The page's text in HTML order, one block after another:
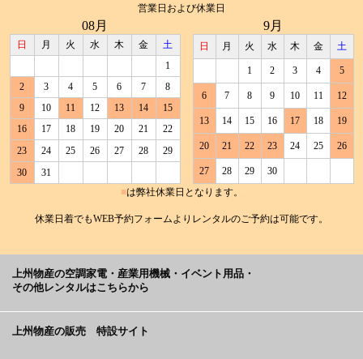
サンラメラ（大）【ほっとちゃん】
オイルヒーター【デロンギちゃん】
遠赤外線パネルヒーター（前面加温タイプ）
【ユメ君】
遠赤外線パネルヒーター（全周囲加温タイプ）
【ダンワ君】
オイルレス・デロンギマルチダイナミックヒー
ﾎﾟｰﾙ部分：＜単相200V＞雨天対応壁取り付けﾋｰ
ﾀｰ【ﾗｵｳ君】
【ハンディ君】
ホットガン【鯉太郎】
＜三相200V＞ジェット電気ファンヒーター【ハ
ッブル君】
＜三相200V＞電気ファンヒーター【エドウィン
＜三相200V＞工場/作業所用 遠赤外線電気ヒー
ター(大)【ハーシェルさん】
＜単相200V＞工場/作業所用 遠赤外線電気パネ
ルヒーター【ホカット君】
ミラーシート（収納カバー兼用）
延長コード20m 15A
延長コード20m 20A
オイルタンク（198L）セット
返却時の梱包手順
商品と一緒に送るその他の備品
一緒に送る取扱説明書データ
お得な長期延長料金
大口割引のご案内
使用する燃料で商品を選ぶ
暖房器具の選び方
赤ちゃんがいるご家庭におすすめの暖房器具
パティオヒーターBタイプの組み立て方
業務用ヒーターレンタル
ジェットヒーター・ブライトヒーターレンタル
上州物産社内ツアー
特定商取引法に基づく表示
個人情報保護方針
営業日と営業時間
空気清浄機・加湿器・除湿機・オゾン発生器レンタル専門
テントレンタル専門店
採用サイト
営業日および休業日
08月
日 月 火 水 木 金
土
1
2
3 4 5 6 7
8
9
10 11 12 13 14
15
16
17 18 19 20 21
22
23
24 25 26 27 28
29
30
31
9月
日 月 火 水 木 金 土
1 2 3 4 5
6 7 8 9 10 11 12
13 14 15 16 17 18 19
20 21 22 23 24 25 26
27 28 29
30
■は弊社休業日となります。
休業日着でもWEB予約フォームよりレンタルのご予約は可能です。
上州物産の空調家電・産業用機械・イベント用品・
その他レンタルはこちらから
上州物産の販売 特設サイト